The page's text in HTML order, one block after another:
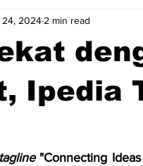
Ipedia
24, 2024 2 min read
tagline "Connecting